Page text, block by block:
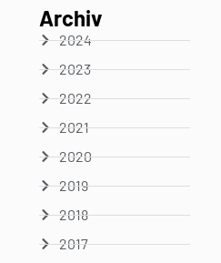
Archiv
2024
2023
2022
2021
2020
2019
2018
2017